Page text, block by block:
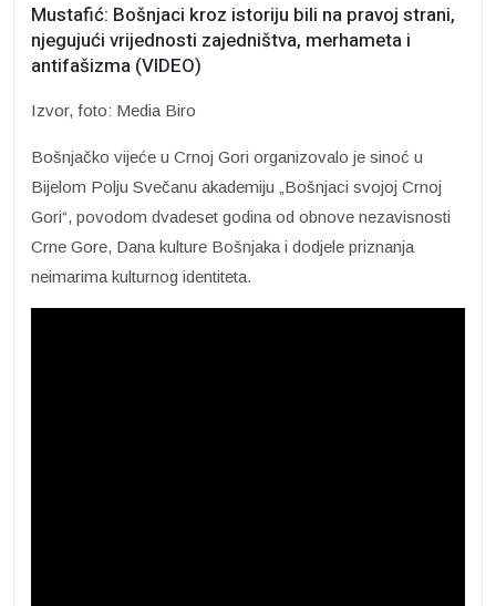
Mustafić: Bošnjaci kroz istoriju bili na pravoj strani,
njegujući vrijednosti zajedništva, merhameta i
antifašizma (VIDEO)
Izvor, foto: Media Biro
Bošnjačko vijeće u Crnoj Gori organizovalo je sinoć u
Bijelom Polju Svečanu akademiju „Bošnjaci svojoj Crnoj
Gori“, povodom dvadeset godina od obnove nezavisnosti
Crne Gore, Dana kulture Bošnjaka i dodjele priznanja
neimarima kulturnog identiteta.